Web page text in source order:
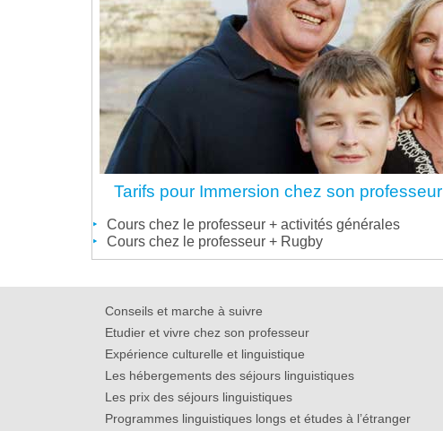
Tarifs pour Immersion chez son professeur
Cours chez le professeur + activités générales
Cours chez le professeur + Rugby
Conseils et marche à suivre
Etudier et vivre chez son professeur
Expérience culturelle et linguistique
Les hébergements des séjours linguistiques
Les prix des séjours linguistiques
Programmes linguistiques longs et études à l’étranger